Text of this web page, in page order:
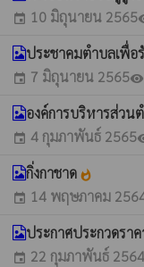
event 10 มิถุนายน 2565
ประชาคมตำบลเพื่อ
event 7 มิถุนายน 2565visibility
องค์การบริหารส่วน
event 4 กุมภาพันธ์ 2565
กิ่งกาชาด whatshot
event 14 พฤษภาคม
ประกาศประกวดรา
event 22 กุมภาพันธ์ 2564